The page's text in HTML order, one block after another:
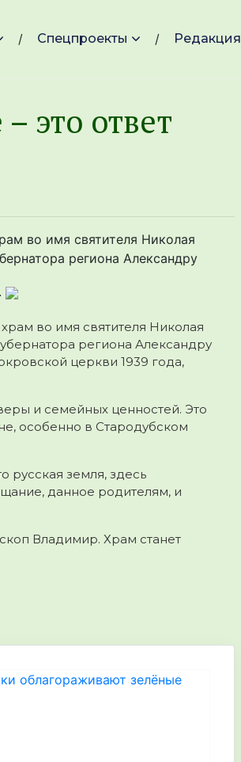
Спецпроекты Редакция
это ответ
во имя святителя Николая
региона Александру
во имя святителя Николая
региона Александру
церкви 1939 года,
и семейных ценностей. Это
особенно в Стародубском
русская земля, здесь
данное родителям, и
Владимир. Храм станет